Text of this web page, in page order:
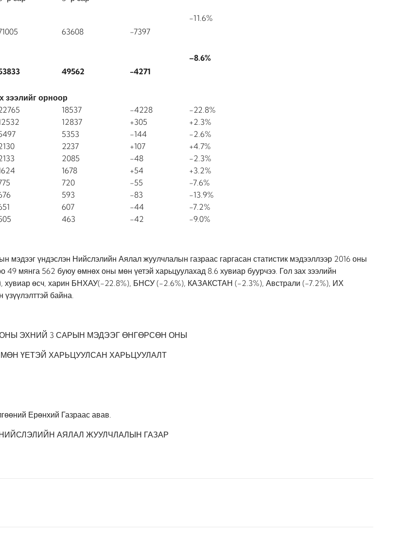
63608 -7397
-11.6%
49562 -4271
–8.6%
зээлийг орноор
18537 -4228
-22.8%
12837 +305
+2.3%
5353 -144
-2.6%
2237 +107
+4.7%
2085 -48
-2.3%
1678 +54
+3.2%
720 -55
-7.6%
593 -83
-13.9%
607 -44
-7.2%
463 -42 -9.0%
мэдээг үндэслэн Нийслэлийн Аялал жуулчлалын газраас гаргасан статистик мэдээллээр 2016 оны
мянга 562 буюу өмнөх оны мөн үетэй харьцуулахад 8.6 хувиар буурчээ. Гол зах зээлийн
хувиар өсч, харин БНХАУ(-22.8%), БНСУ (-2.6%), КАЗАКСТАН (-2.3%), Австрали (-7.2%), ИХ
байна.
ОНЫ ЭХНИЙ 3 САРЫН МЭДЭЭГ ӨНГӨРСӨН ОНЫ
МӨН ҮЕТЭЙ ХАРЬЦУУЛСАН ХАРЬЦУУЛАЛТ
Ерөнхий Газраас авав.
АЯЛАЛ ЖУУЛЧЛАЛЫН ГАЗАР